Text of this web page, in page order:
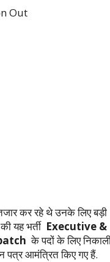
कर रहे थे उनके लिए बड़ी
यह भर्ती Executive &
के पदों के लिए
पत्र आमंत्रित किए गए हैं.